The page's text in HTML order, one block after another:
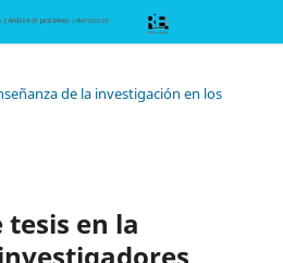
de la investigación en los
tesis en la